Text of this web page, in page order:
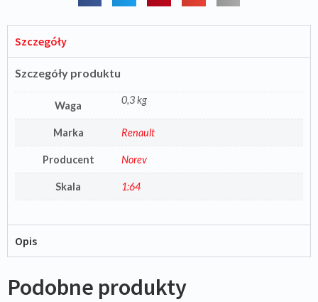
Szczegóły
Szczegóły produktu
Waga 0,3 kg
Marka Renault
Producent Norev
Skala 1:64
Opis
Podobne produkty